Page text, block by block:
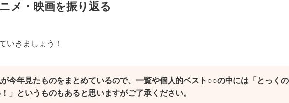
メ・映画を振り返る
いきましょう！
今年見たものをまとめているので、一覧や個人的ベスト○○の中には「とっくの
」というものもあると思いますがご了承ください。